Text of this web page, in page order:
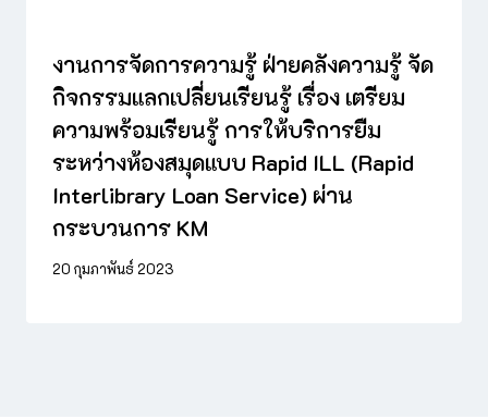
งานการจัดการความรู้ ฝ่ายคลังความรู้ จัด
กิจกรรมแลกเปลี่ยนเรียนรู้ เรื่อง เตรียม
ความพร้อมเรียนรู้ การให้บริการยืม
ระหว่างห้องสมุดแบบ Rapid ILL (Rapid
Interlibrary Loan Service) ผ่าน
กระบวนการ KM
20 กุมภาพันธ์ 2023